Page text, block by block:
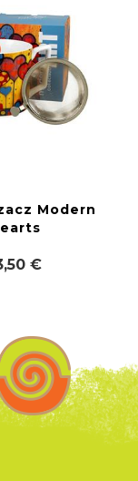
Modern
€